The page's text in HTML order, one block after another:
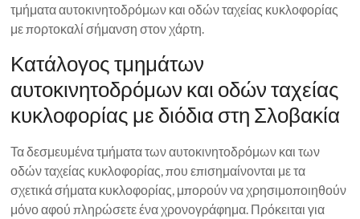
τμήματα αυτοκινητοδρόμων και οδών ταχείας κυκλοφορίας
με πορτοκαλί σήμανση στον χάρτη.
Κατάλογος τμημάτων
αυτοκινητοδρόμων και οδών ταχείας
κυκλοφορίας με διόδια στη Σλοβακία
Τα δεσμευμένα τμήματα των αυτοκινητοδρόμων και των
οδών ταχείας κυκλοφορίας, που επισημαίνονται με τα
σχετικά σήματα κυκλοφορίας, μπορούν να χρησιμοποιηθούν
μόνο αφού πληρώσετε ένα χρονογράφημα. Πρόκειται για